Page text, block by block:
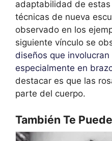
adaptabilidad de
técnicas de nueva
observado en los
siguiente vínculo se
diseños que involucran
especialmente en
destacar es que las
parte del cuerpo.
También Te